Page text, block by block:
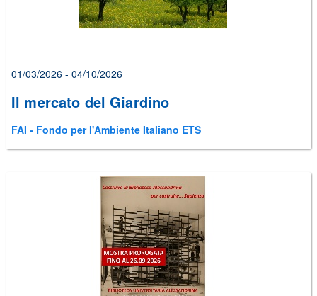
01/03/2026 - 04/10/2026
Il mercato del Giardino
FAI - Fondo per l'Ambiente Italiano ETS